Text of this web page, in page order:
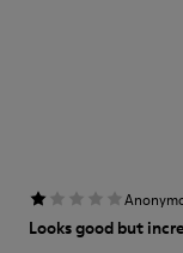
Looks good but